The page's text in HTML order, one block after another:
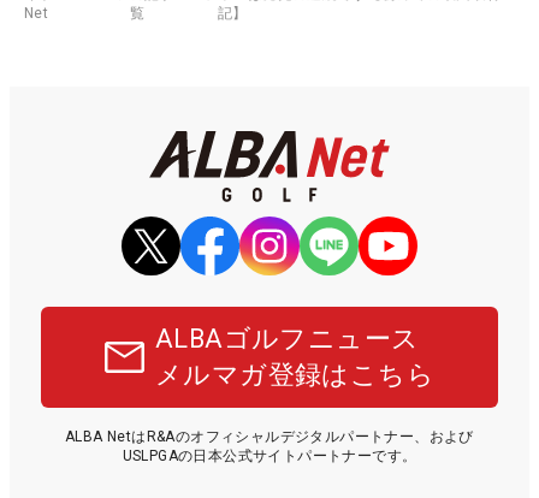
Net
覧
記】
ALBAゴルフニュース
メルマガ登録はこちら
ALBA NetはR&Aのオフィシャルデジタルパートナー、および
USLPGAの日本公式サイトパートナーです。